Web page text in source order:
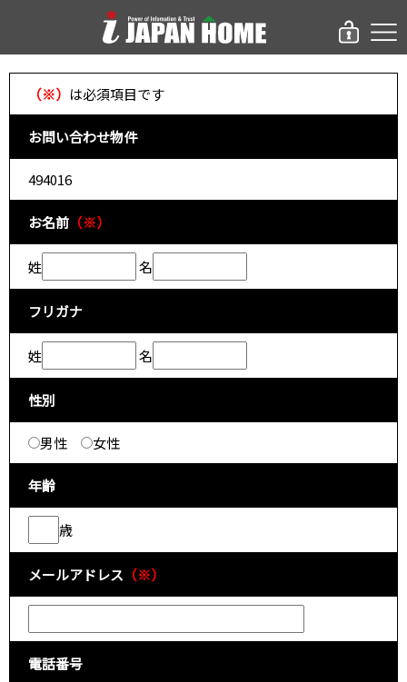
（※） は必須項目です
お問い合わせ物件
494016
お名前 （※）
姓 名
フリガナ
姓 名
性別
男性 女性
年齢
歳
メールアドレス （※）
電話番号